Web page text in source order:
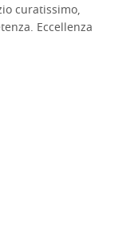
curatissimo,
Eccellenza